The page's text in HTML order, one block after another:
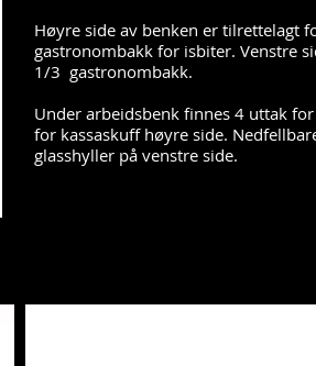
Høyre side av benken er tilrettelagt
gastronombakk for isbiter. Venstre
1/3 gastronombakk.
Under arbeidsbenk finnes 4 uttak
for kassaskuff høyre side.
glasshyller på venstre side.